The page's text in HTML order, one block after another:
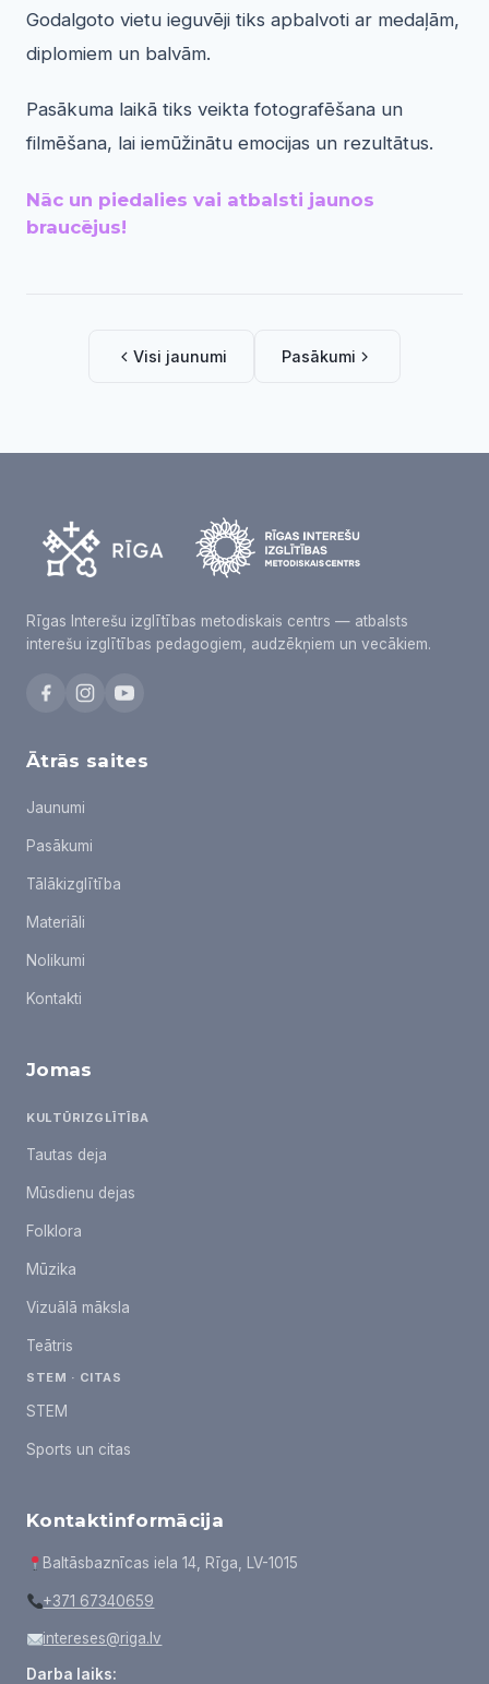
Godalgoto vietu ieguvēji tiks apbalvoti ar medaļām,
diplomiem un balvām.
Pasākuma laikā tiks veikta fotografēšana un
filmēšana, lai iemūžinātu emocijas un rezultātus.
Nāc un piedalies vai atbalsti jaunos
braucējus!
Visi jaunumi Pasākumi
Rīgas Interešu izglītības metodiskais centrs — atbalsts
interešu izglītības pedagogiem, audzēkņiem un vecākiem.
Ātrās saites
Jaunumi
Pasākumi
Tālākizglītība
Materiāli
Nolikumi
Kontakti
Jomas
KULTŪRIZGLĪTĪBA
Tautas deja
Mūsdienu dejas
Folklora
Mūzika
Vizuālā māksla
Teātris
STEM · CITAS
STEM
Sports un citas
Kontaktinformācija
Baltāsbaznīcas iela 14, Rīga, LV-1015
+371 67340659
intereses@riga.lv
Darba laiks: